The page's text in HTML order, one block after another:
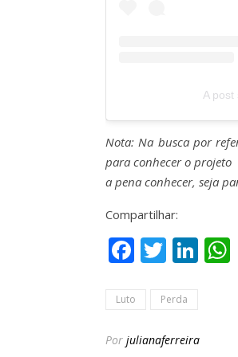
A
Nota: Na busca por
para conhecer o projeto
a pena conhecer, seja
Compartilhar:
Facebook
Twitter
Luto Perda
Por julianaferreira